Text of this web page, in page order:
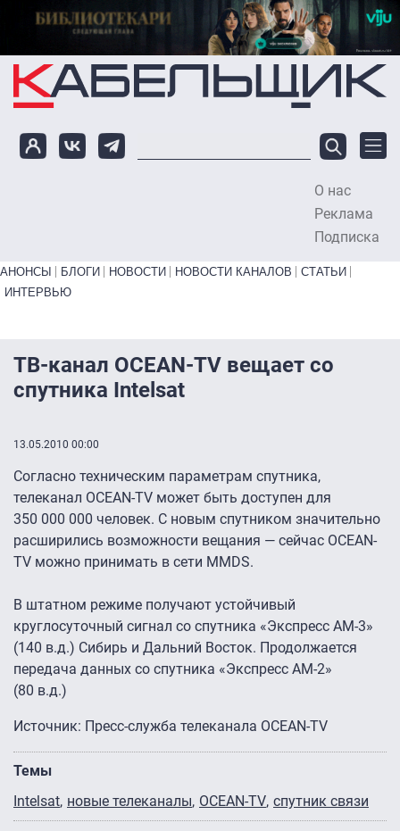
Перейти к основному содержанию
О нас
Реклама
Подписка
Primary links bottom
АНОНСЫ БЛОГИ НОВОСТИ НОВОСТИ КАНАЛОВ
СТАТЬИ
ИНТЕРВЬЮ
ТВ-канал OCEAN-TV вещает со
спутника Intelsat
13.05.2010 00:00
Согласно техническим параметрам спутника,
телеканал OCEAN-TV может быть доступен для
350 000 000 человек. С новым спутником значительно
расширились возможности вещания — сейчас OCEAN-
TV можно принимать в сети MMDS.
В штатном режиме получают устойчивый
круглосуточный сигнал со спутника «Экспресс АМ-3»
(140 в.д.) Сибирь и Дальний Восток. Продолжается
передача данных со спутника «Экспресс АМ-2»
(80 в.д.)
Источник: Пресс-служба телеканала OCEAN-TV
Темы
Intelsat новые телеканалы OCEAN-TV спутник связи